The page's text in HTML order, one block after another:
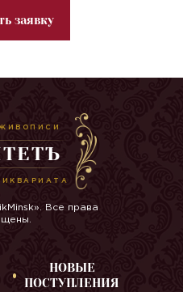
заявку
Все права
НОВЫЕ
ПОСТУПЛЕНИЯ